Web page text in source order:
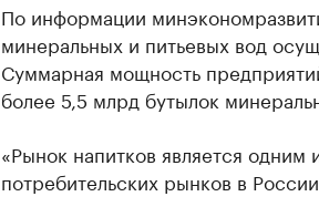
По информации
минеральных и питьевых вод
Суммарная мощность
более 5,5 млрд бутылок
«Рынок напитков является
потребительских рынков в